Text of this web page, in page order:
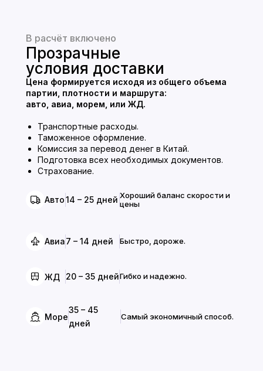
В расчёт включено
Прозрачные
условия доставки
Цена формируется исходя из общего объема
партии, плотности и маршрута:
авто, авиа, морем, или ЖД.
Транспортные расходы.
Таможенное оформление.
Комиссия за перевод денег в Китай.
Подготовка всех необходимых документов.
Страхование.
Авто14 – 25 дней Хороший баланс скорости и
цены
Авиа7 – 14 дней Быстро, дороже.
ЖД 20 – 35 днейГибко и надежно.
Море
35 – 45
дней
Самый экономичный способ.